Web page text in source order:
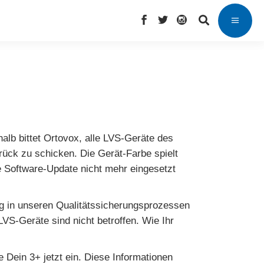
bittet Ortovox, alle LVS-Geräte des
zu schicken. Die Gerät-Farbe spielt
Update nicht mehr eingesetzt
in unseren Qualitätssicherungsprozessen
Geräte sind nicht betroffen. Wie Ihr
Dein 3+ jetzt ein. Diese Informationen